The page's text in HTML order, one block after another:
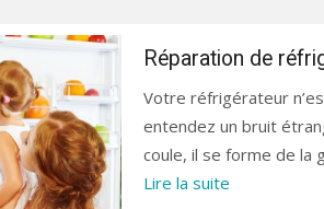
Réparation de
Votre réfrigérateur
entendez un bruit
coule, il se forme de la
Lire la suite